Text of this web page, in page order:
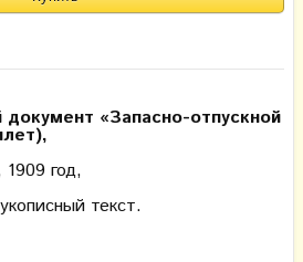
«Запасно-отпускной
год,
текст.